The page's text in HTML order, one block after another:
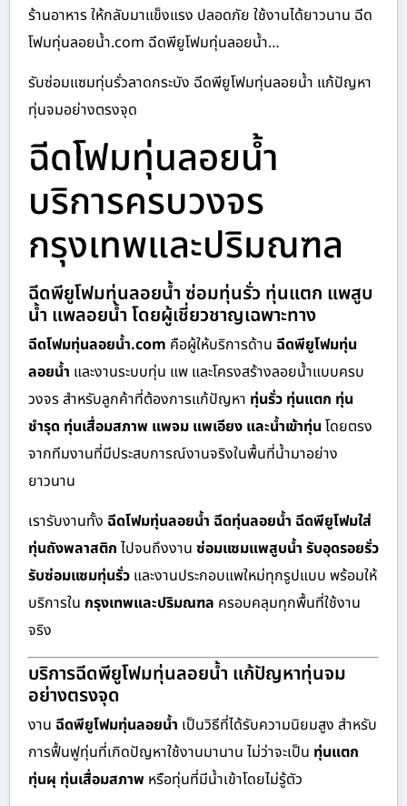
ร้านอาหาร ให้กลับมาแข็งแรง ปลอดภัย ใช้งานได้ยาวนาน ฉีด
โฟมทุ่นลอยน้ำ.com ฉีดพียูโฟมทุ่นลอยน้ำ…
รับซ่อมแซมทุ่นรั่วลาดกระบัง ฉีดพียูโฟมทุ่นลอยน้ำ แก้ปัญหา
ทุ่นจมอย่างตรงจุด
ฉีดโฟมทุ่นลอยน้ำ
บริการครบวงจร
กรุงเทพและปริมณฑล
ฉีดพียูโฟมทุ่นลอยน้ำ ซ่อมทุ่นรั่ว ทุ่นแตก แพสูบ
น้ำ แพลอยน้ำ โดยผู้เชี่ยวชาญเฉพาะทาง
ฉีดโฟมทุ่นลอยน้ำ.com คือผู้ให้บริการด้าน ฉีดพียูโฟมทุ่น
ลอยน้ำ และงานระบบทุ่น แพ และโครงสร้างลอยน้ำแบบครบ
วงจร สำหรับลูกค้าที่ต้องการแก้ปัญหา ทุ่นรั่ว ทุ่นแตก ทุ่น
ชำรุด ทุ่นเสื่อมสภาพ แพจม แพเอียง และน้ำเข้าทุ่น โดยตรง
จากทีมงานที่มีประสบการณ์งานจริงในพื้นที่น้ำมาอย่าง
ยาวนาน
เรารับงานทั้ง ฉีดโฟมทุ่นลอยน้ำ ฉีดทุ่นลอยน้ำ ฉีดพียูโฟมใส่
ทุ่นถังพลาสติก ไปจนถึงงาน ซ่อมแซมแพสูบน้ำ รับอุดรอยรั่ว
รับซ่อมแซมทุ่นรั่ว และงานประกอบแพใหม่ทุกรูปแบบ พร้อมให้
บริการใน กรุงเทพและปริมณฑล ครอบคลุมทุกพื้นที่ใช้งาน
จริง
บริการฉีดพียูโฟมทุ่นลอยน้ำ แก้ปัญหาทุ่นจม
อย่างตรงจุด
งาน ฉีดพียูโฟมทุ่นลอยน้ำ เป็นวิธีที่ได้รับความนิยมสูง สำหรับ
การฟื้นฟูทุ่นที่เกิดปัญหาใช้งานมานาน ไม่ว่าจะเป็น ทุ่นแตก
ทุ่นผุ ทุ่นเสื่อมสภาพ หรือทุ่นที่มีน้ำเข้าโดยไม่รู้ตัว